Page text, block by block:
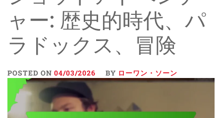
ャー: 歴史的時代、パ
ラドックス、冒険
POSTED ON 04/03/2026 BY ローワン・ソーン